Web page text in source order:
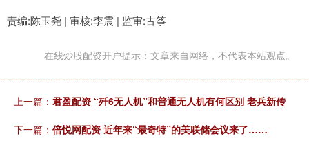
责编:陈玉尧 | 审核:李震 | 监审:古筝
在线炒股配资开户提示：文章来自网络，不代表本站观点。
上一篇： 君盈配资 “歼6无人机”和普通无人机有何区别 老兵新传
下一篇： 倍悦网配资 近年来“最奇特”的美联储会议来了……